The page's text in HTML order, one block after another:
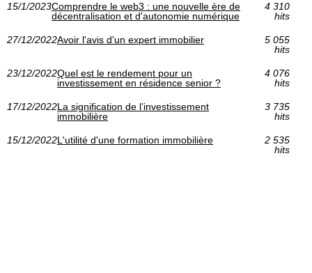
15/1/2023Comprendre le web3 : une nouvelle ère de
décentralisation et d'autonomie numérique
4 310
hits
27/12/2022Avoir l'avis d'un expert immobilier
5 055
hits
23/12/2022Quel est le rendement pour un
investissement en résidence senior ?
4 076
hits
17/12/2022La signification de l’investissement
immobilière
3 735
hits
15/12/2022L'utilité d'une formation immobilière
2 535
hits